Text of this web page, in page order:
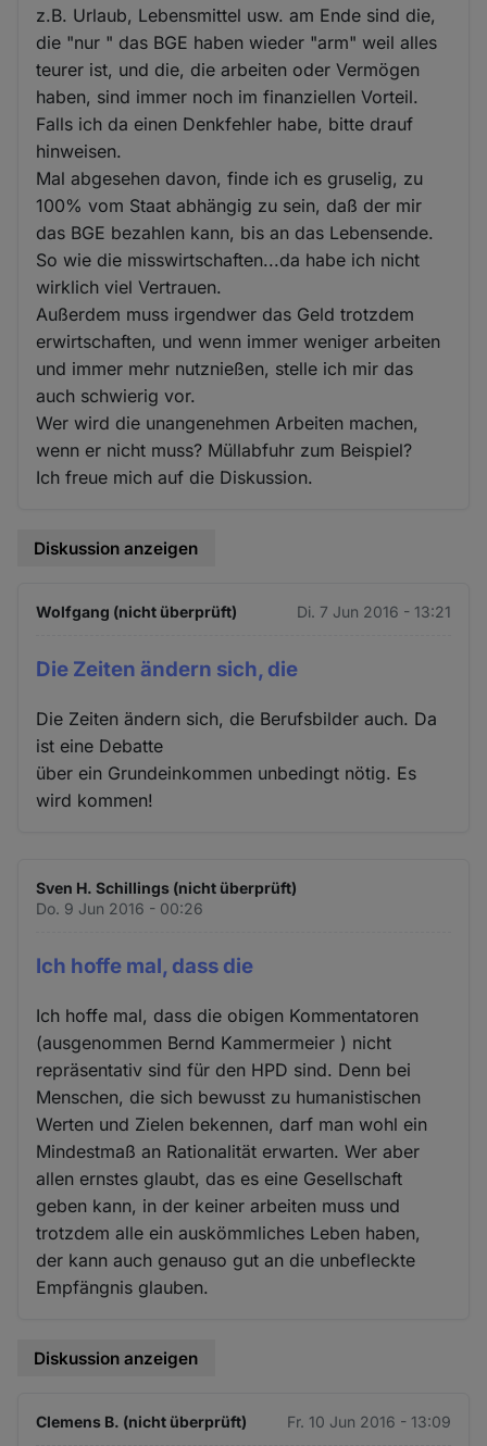
z.B. Urlaub, Lebensmittel usw. am Ende sind die,
die "nur " das BGE haben wieder "arm" weil alles
teurer ist, und die, die arbeiten oder Vermögen
haben, sind immer noch im finanziellen Vorteil.
Falls ich da einen Denkfehler habe, bitte drauf
hinweisen.
Mal abgesehen davon, finde ich es gruselig, zu
100% vom Staat abhängig zu sein, daß der mir
das BGE bezahlen kann, bis an das Lebensende.
So wie die misswirtschaften...da habe ich nicht
wirklich viel Vertrauen.
Außerdem muss irgendwer das Geld trotzdem
erwirtschaften, und wenn immer weniger arbeiten
und immer mehr nutznießen, stelle ich mir das
auch schwierig vor.
Wer wird die unangenehmen Arbeiten machen,
wenn er nicht muss? Müllabfuhr zum Beispiel?
Ich freue mich auf die Diskussion.
Diskussion anzeigen
Wolfgang (nicht überprüft) Di. 7 Jun 2016 - 13:21
Die Zeiten ändern sich, die
Die Zeiten ändern sich, die Berufsbilder auch. Da
ist eine Debatte
über ein Grundeinkommen unbedingt nötig. Es
wird kommen!
Sven H. Schillings (nicht überprüft)
Do. 9 Jun 2016 - 00:26
Ich hoffe mal, dass die
Ich hoffe mal, dass die obigen Kommentatoren
(ausgenommen Bernd Kammermeier ) nicht
repräsentativ sind für den HPD sind. Denn bei
Menschen, die sich bewusst zu humanistischen
Werten und Zielen bekennen, darf man wohl ein
Mindestmaß an Rationalität erwarten. Wer aber
allen ernstes glaubt, das es eine Gesellschaft
geben kann, in der keiner arbeiten muss und
trotzdem alle ein auskömmliches Leben haben,
der kann auch genauso gut an die unbefleckte
Empfängnis glauben.
Diskussion anzeigen
Clemens B. (nicht überprüft) Fr. 10 Jun 2016 - 13:09